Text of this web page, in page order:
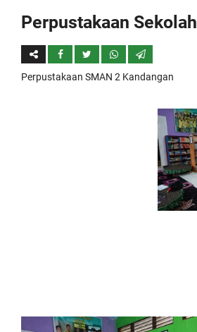
Perpustakaan Sekolah
Perpustakaan SMAN 2 Kandangan